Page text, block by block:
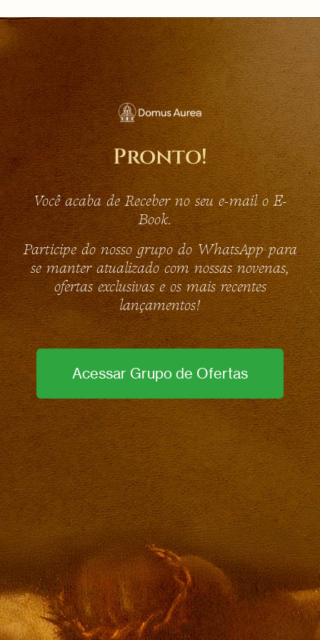
Pronto!
Você acaba de Receber no seu e-mail o E-
Book.
Participe do nosso grupo do WhatsApp para
se manter atualizado com nossas novenas,
ofertas exclusivas e os mais recentes
lançamentos!
Acessar Grupo de Ofertas